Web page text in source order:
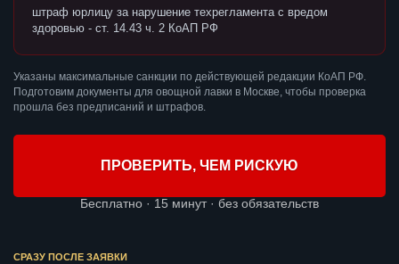
штраф юрлицу за нарушение техрегламента с вредом
здоровью - ст. 14.43 ч. 2 КоАП РФ
Указаны максимальные санкции по действующей редакции КоАП РФ.
Подготовим документы для овощной лавки в Москве, чтобы проверка
прошла без предписаний и штрафов.
ПРОВЕРИТЬ, ЧЕМ РИСКУЮ
Бесплатно · 15 минут · без обязательств
СРАЗУ ПОСЛЕ ЗАЯВКИ